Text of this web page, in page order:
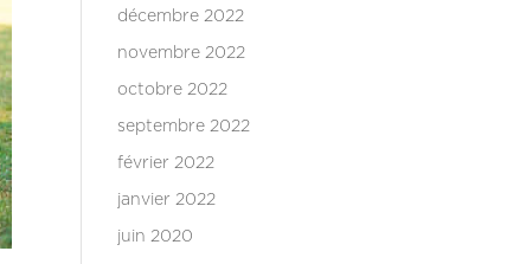
décembre 2022
novembre 2022
octobre 2022
septembre 2022
février 2022
janvier 2022
juin 2020